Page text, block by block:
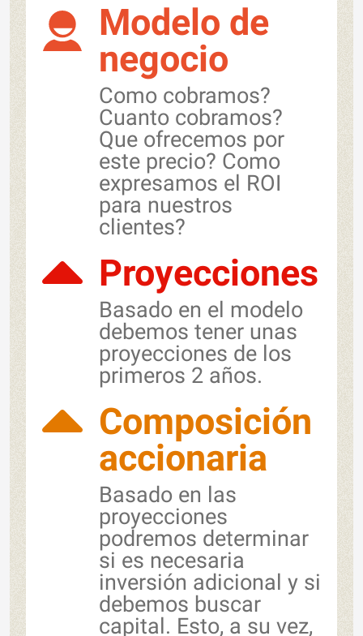
Modelo de
negocio
Como cobramos?
Cuanto cobramos?
Que ofrecemos por
este precio? Como
expresamos el ROI
para nuestros
clientes?
Proyecciones
Basado en el modelo
debemos tener unas
proyecciones de los
primeros 2 años.
Composición
accionaria
Basado en las
proyecciones
podremos determinar
si es necesaria
inversión adicional y si
debemos buscar
capital. Esto, a su vez,